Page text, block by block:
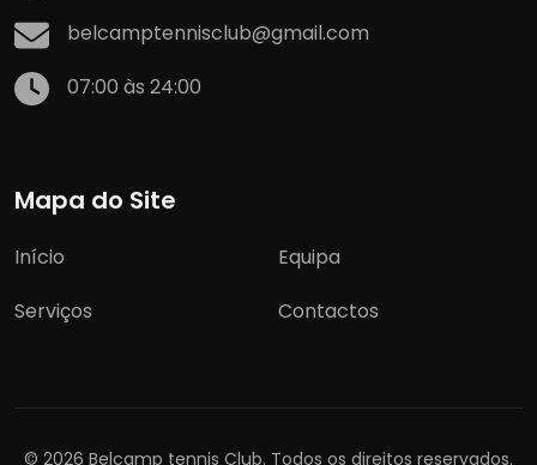
belcamptennisclub@gmail.com
07:00 às 24:00
Mapa do Site
Início
Equipa
Serviços
Contactos
© 2026 Belcamp tennis Club. Todos os direitos reservados.